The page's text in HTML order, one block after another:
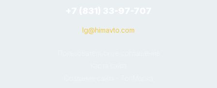
lg@himavto.com